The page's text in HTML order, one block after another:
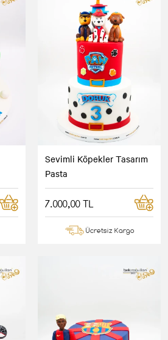
Sevimli Köpekler Tasarım
Pasta
7.000,00 TL
Ücretsiz Kargo